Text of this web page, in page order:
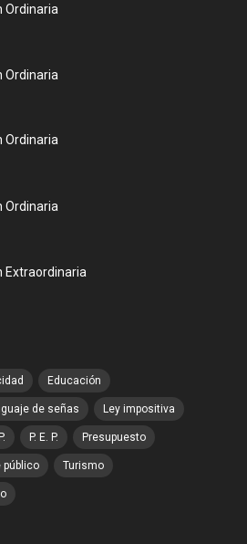
Ordinaria
Ordinaria
Ordinaria
Ordinaria
Extraordinaria
Educación
de señas Ley impositiva
P. E. P. Presupuesto
público Turismo